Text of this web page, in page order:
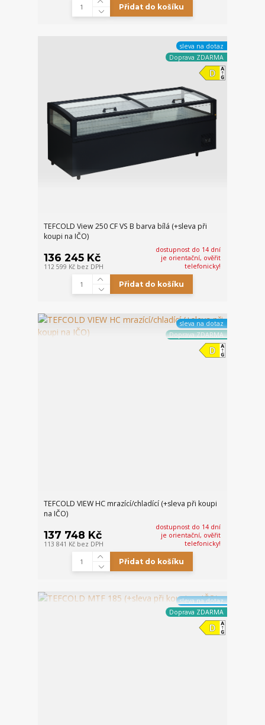
Přidat do košíku
sleva na dotaz
Doprava ZDARMA
TEFCOLD View 250 CF VS B barva bílá (+sleva při
koupi na IČO)
136 245 Kč
112 599 Kč bez DPH
dostupnost do 14 dní
je orientační, ověřit
telefonicky!
Přidat do košíku
sleva na dotaz
Doprava ZDARMA
TEFCOLD VIEW HC mrazící/chladící (+sleva při koupi
na IČO)
137 748 Kč
113 841 Kč bez DPH
dostupnost do 14 dní
je orientační, ověřit
telefonicky!
Přidat do košíku
sleva na dotaz
Doprava ZDARMA